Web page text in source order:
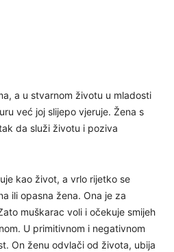
a u stvarnom životu u mladosti
već joj slijepo vjeruje. Žena s
da služi životu i poziva
kao život, a vrlo rijetko se
ili opasna žena. Ona je za
muškarac voli i očekuje smijeh
U primitivnom i negativnom
On ženu odvlači od života, ubija